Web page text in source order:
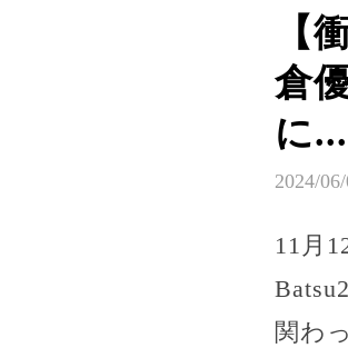
【
倉
に
2024/
11月
関わ